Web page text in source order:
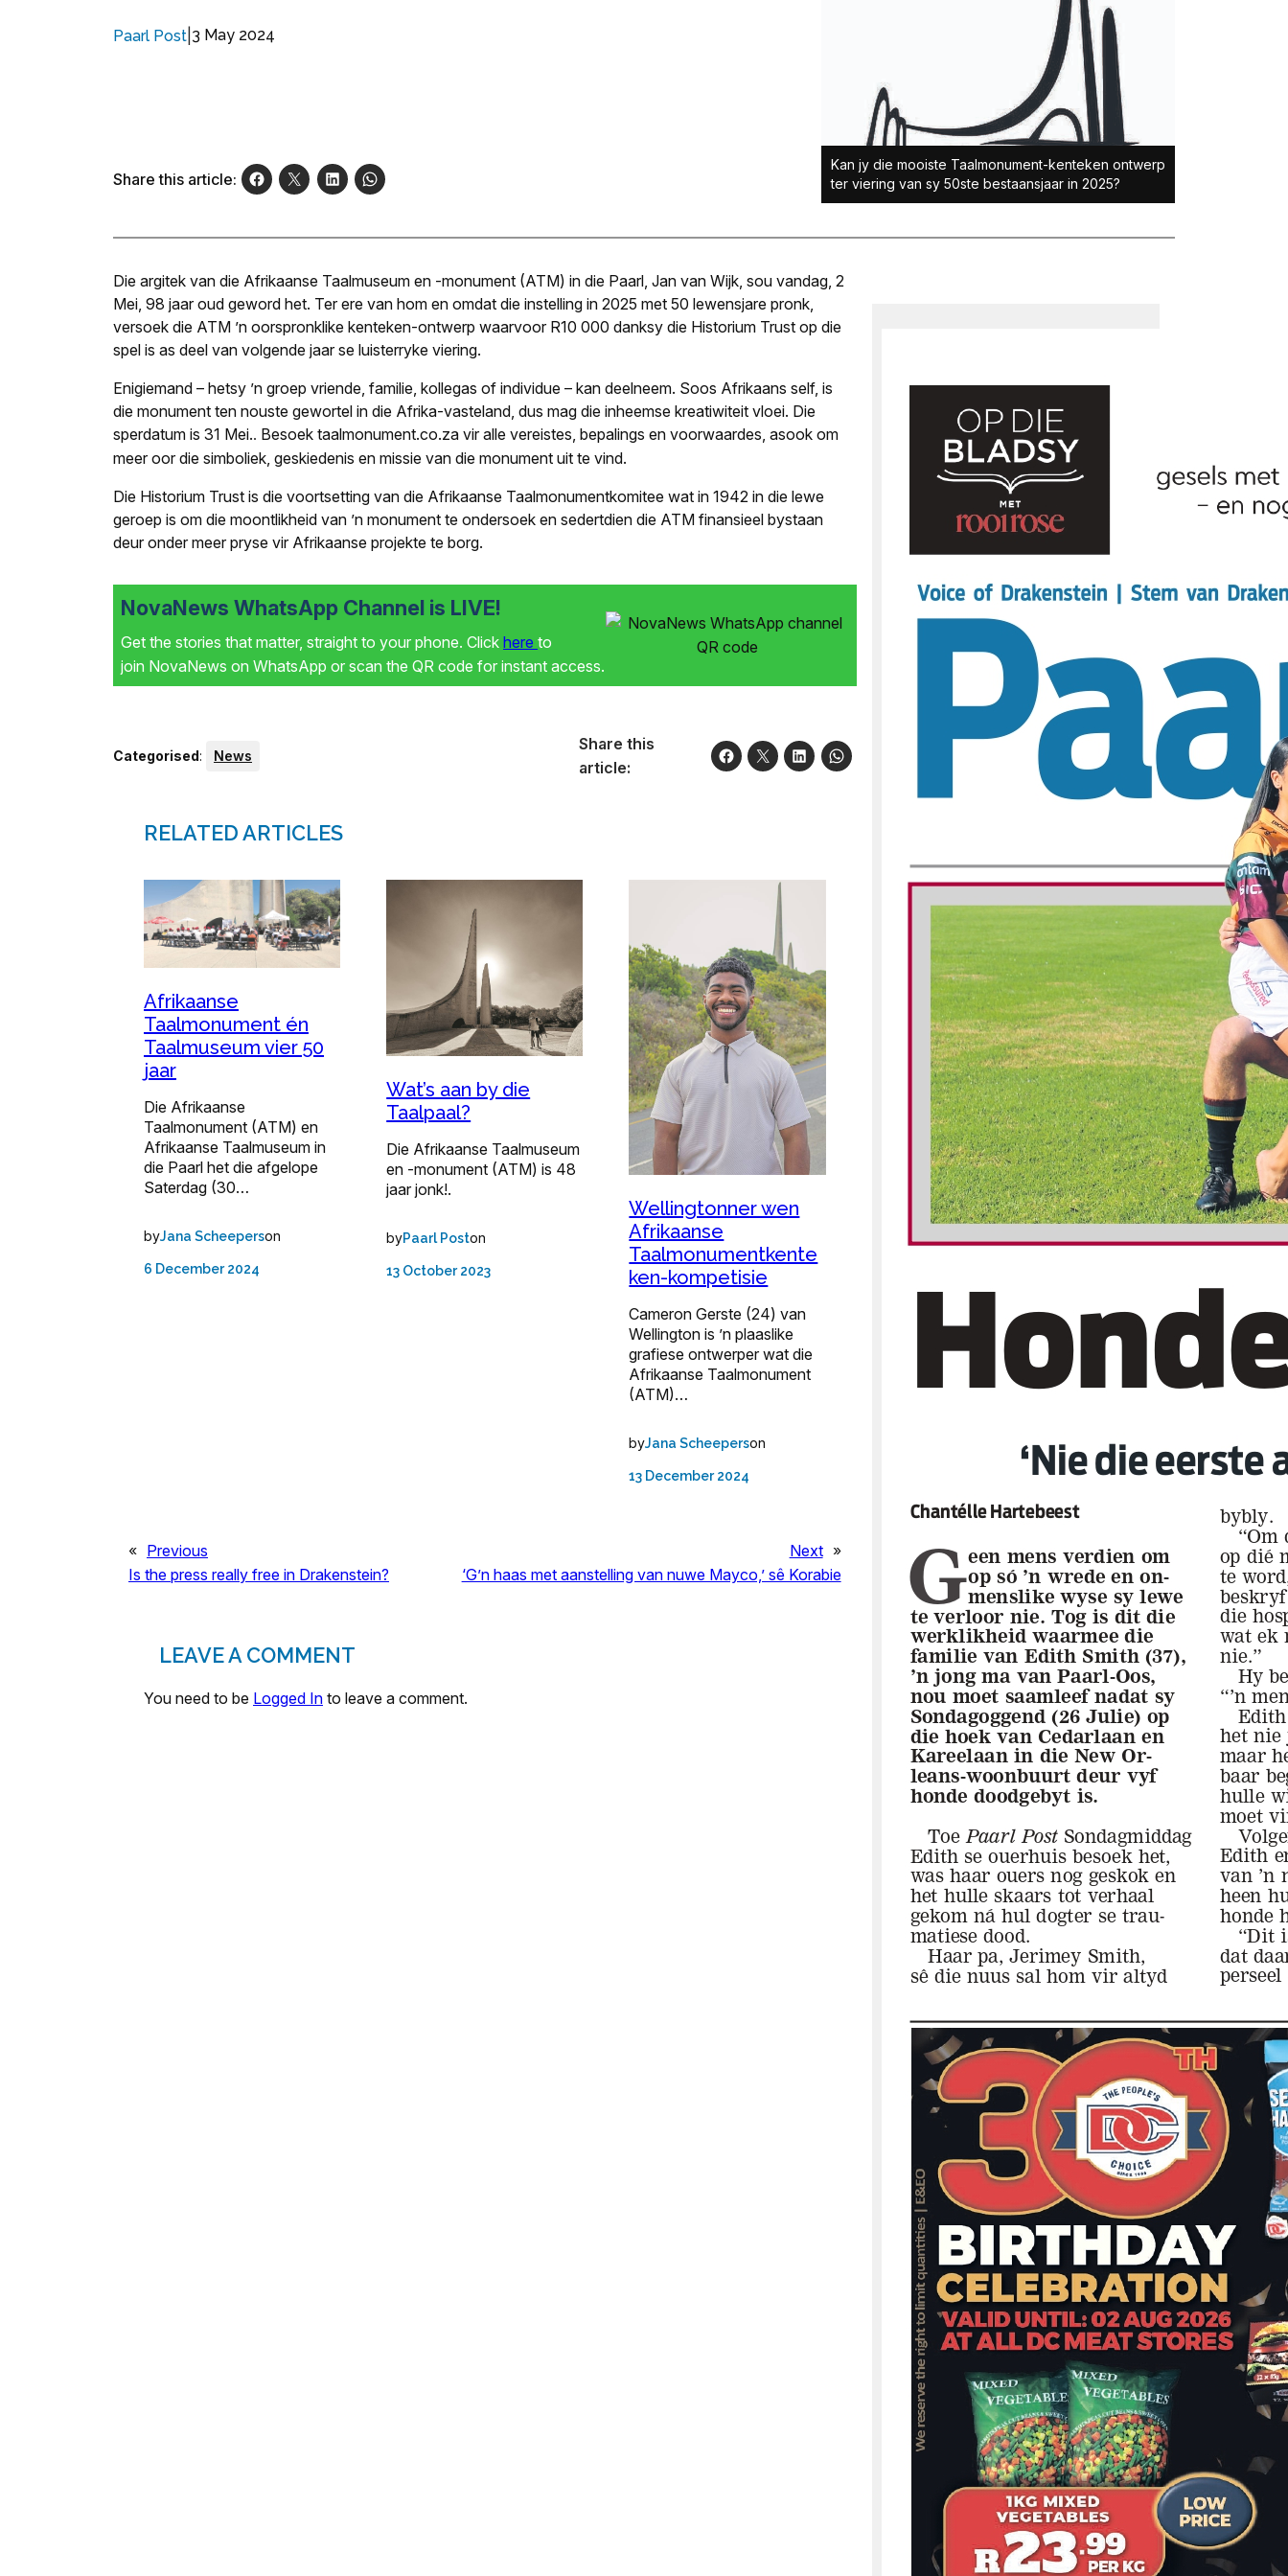
Paarl Post 3 May 2024
Share this article:
Kan jy die mooiste Taalmonument-kenteken ontwerp
ter viering van sy 50ste bestaansjaar in 2025?
Die argitek van die Afrikaanse Taalmuseum en -monument (ATM) in die Paarl, Jan van Wijk, sou vandag, 2
Mei, 98 jaar oud geword het. Ter ere van hom en omdat die instelling in 2025 met 50 lewensjare pronk,
versoek die ATM ’n oorspronklike kenteken-ontwerp waarvoor R10 000 danksy die Historium Trust op die
spel is as deel van volgende jaar se luisterryke viering.
Enigiemand – hetsy ’n groep vriende, familie, kollegas of individue – kan deelneem. Soos Afrikaans self, is
die monument ten nouste gewortel in die Afrika-vasteland, dus mag die inheemse kreatiwiteit vloei. Die
sperdatum is 31 Mei.. Besoek taalmonument.co.za vir alle vereistes, bepalings en voorwaardes, asook om
meer oor die simboliek, geskiedenis en missie van die monument uit te vind.
Die Historium Trust is die voortsetting van die Afrikaanse Taalmonumentkomitee wat in 1942 in die lewe
geroep is om die moontlikheid van ’n monument te ondersoek en sedertdien die ATM finansieel bystaan
deur onder meer pryse vir Afrikaanse projekte te borg.
NovaNews WhatsApp Channel is LIVE!
Get the stories that matter, straight to your phone. Click here to
join NovaNews on WhatsApp or scan the QR code for instant access.
Categorised: News
Share this
article:
RELATED ARTICLES
Afrikaanse
Taalmonument én
Taalmuseum vier 50
jaar
Die Afrikaanse
Taalmonument (ATM) en
Afrikaanse Taalmuseum in
die Paarl het die afgelope
Saterdag (30…
byJana Scheeperson
6 December 2024
Wat’s aan by die
Taalpaal?
Die Afrikaanse Taalmuseum
en -monument (ATM) is 48
jaar jonk!.
byPaarl Poston
13 October 2023
Wellingtonner wen
Afrikaanse
Taalmonumentkente
ken-kompetisie
Cameron Gerste (24) van
Wellington is ’n plaaslike
grafiese ontwerper wat die
Afrikaanse Taalmonument
(ATM)…
byJana Scheeperson
13 December 2024
« Previous
Is the press really free in Drakenstein?
Next »
‘G’n haas met aanstelling van nuwe Mayco,’ sê Korabie
LEAVE A COMMENT
You need to be Logged In to leave a comment.